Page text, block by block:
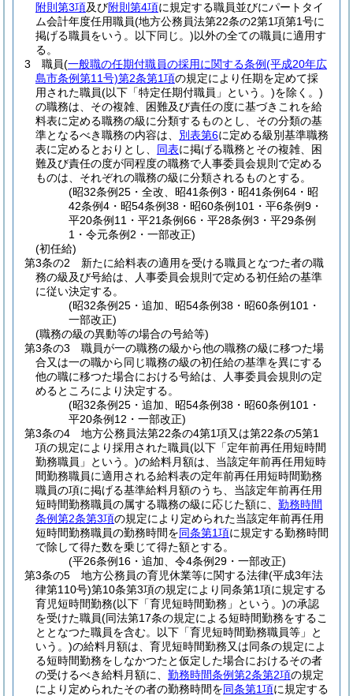
附則第3項及び附則第4項に規定する職員並びにパートタイ
ム会計年度任用職員(地方公務員法第22条の2第1項第1号に
掲げる職員をいう。以下同じ。)以外の全ての職員に適用す
る。
3
職員(一般職の任期付職員の採用に関する条例(平成20年広
島市条例第11号)第2条第1項の規定により任期を定めて採
用された職員(以下「特定任期付職員」という。)を除く。)
の職務は、その複雑、困難及び責任の度に基づきこれを給
料表に定める職務の級に分類するものとし、その分類の基
準となるべき職務の内容は、 別表第6に定める級別基準職務
表に定めるとおりとし、 同表に掲げる職務とその複雑、困
難及び責任の度が同程度の職務で人事委員会規則で定める
ものは、それぞれの職務の級に分類されるものとする。
(昭32条例25・全改、昭41条例3・昭41条例64・昭
42条例4・昭54条例38・昭60条例101・平6条例9・
平20条例11・平21条例66・平28条例3・平29条例
1・令元条例2・一部改正)
(初任給)
第3条の2
新たに給料表の適用を受ける職員となつた者の職
務の級及び号給は、人事委員会規則で定める初任給の基準
に従い決定する。
(昭32条例25・追加、昭54条例38・昭60条例101・
一部改正)
(職務の級の異動等の場合の号給等)
第3条の3
職員が一の職務の級から他の職務の級に移つた場
合又は一の職から同じ職務の級の初任給の基準を異にする
他の職に移つた場合における号給は、人事委員会規則の定
めるところにより決定する。
(昭32条例25・追加、昭54条例38・昭60条例101・
平20条例12・一部改正)
第3条の4
地方公務員法第22条の4第1項又は第22条の5第1
項の規定により採用された職員(以下「定年前再任用短時間
勤務職員」という。)の給料月額は、当該定年前再任用短時
間勤務職員に適用される給料表の定年前再任用短時間勤務
職員の項に掲げる基準給料月額のうち、当該定年前再任用
短時間勤務職員の属する職務の級に応じた額に、 勤務時間
条例第2条第3項の規定により定められた当該定年前再任用
短時間勤務職員の勤務時間を同条第1項に規定する勤務時間
で除して得た数を乗じて得た額とする。
(平26条例16・追加、令4条例29・一部改正)
第3条の5
地方公務員の育児休業等に関する法律(平成3年法
律第110号)第10条第3項の規定により同条第1項に規定する
育児短時間勤務(以下「育児短時間勤務」という。)の承認
を受けた職員(同法第17条の規定による短時間勤務をするこ
ととなつた職員を含む。以下「育児短時間勤務職員等」と
いう。)の給料月額は、育児短時間勤務又は同条の規定によ
る短時間勤務をしなかつたと仮定した場合におけるその者
の受けるべき給料月額に、 勤務時間条例第2条第2項の規定
により定められたその者の勤務時間を同条第1項に規定する